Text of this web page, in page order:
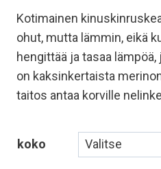
Kotimainen
ohut, mutta lämmin, eikä
hengittää ja tasaa
on kaksinkertaista
taitos antaa korville
koko